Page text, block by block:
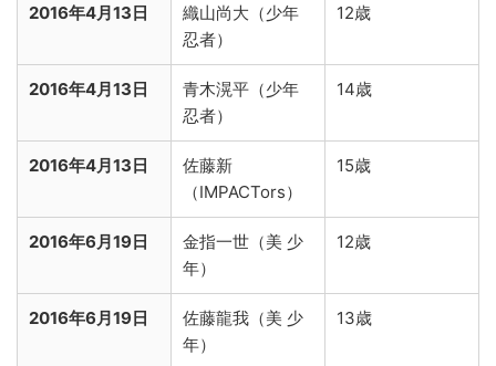
2016年4月13日
織山尚大（少年
忍者）
12歳
2016年4月13日
青木滉平（少年
忍者）
14歳
2016年4月13日
佐藤新
（IMPACTors）
15歳
2016年6月19日
金指一世（美 少
年）
12歳
2016年6月19日
佐藤龍我（美 少
年）
13歳